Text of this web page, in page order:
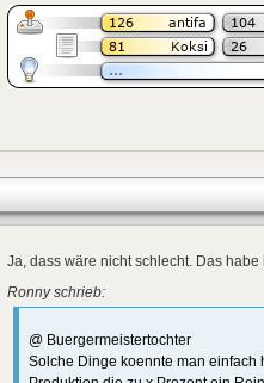
Ja, dass wäre nicht schlecht. Das
Ronny schrieb:
@ Buergermeistertochter
Solche Dinge koennte man einfach